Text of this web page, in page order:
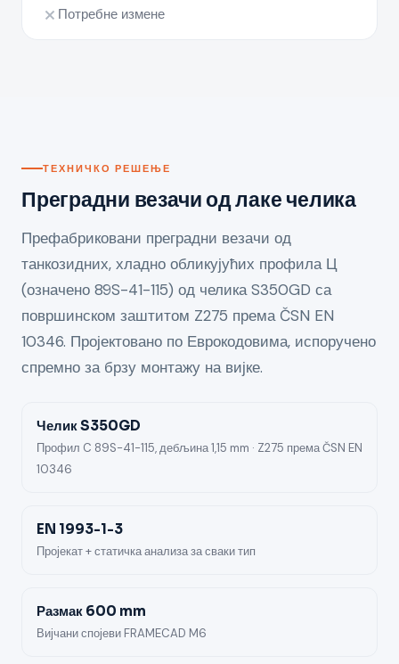
Потребне измене
ТЕХНИЧКО РЕШЕЊЕ
Преградни везачи од лаке челика
Префабриковани преградни везачи од
танкозидних, хладно обликујућих профила Ц
(означено 89S-41-115) од челика S350GD са
површинском заштитом Z275 према ČSN EN
10346. Пројектовано по Еврокодовима, испоручено
спремно за брзу монтажу на вијке.
Челик S350GD
Профил C 89S-41-115, дебљина 1,15 mm · Z275 према ČSN EN
10346
EN 1993-1-3
Пројекат + статичка анализа за сваки тип
Размак 600 mm
Вијчани спојеви FRAMECAD M6